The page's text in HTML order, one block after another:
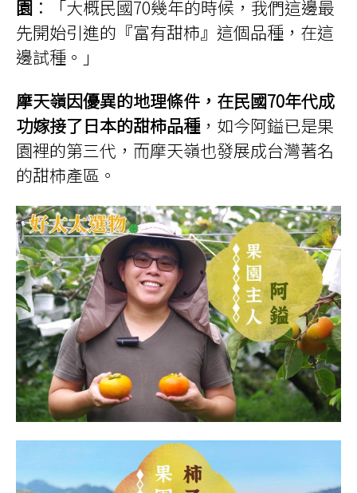
園 ：「大概民國70幾年的時候，我們這邊最
先開始引進的『富有甜柿』這個品種，在這
邊試種。」
摩天嶺因優異的地理條件，在民國70年代成
功嫁接了日本的甜柿品種 ，如今阿鎰已是果
園裡的第三代，而摩天嶺也發展成台灣著名
的甜柿產區。